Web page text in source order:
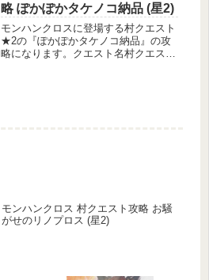
略 ぽかぽかタケノコ納品 (星2)
モンハンクロスに登場する村クエスト
★2の『ぽかぽかタケノコ納品』の攻
略になります。クエスト名村クエスト
モンハンクロス 村クエスト攻略 お騒
がせのリノプロス (星2)